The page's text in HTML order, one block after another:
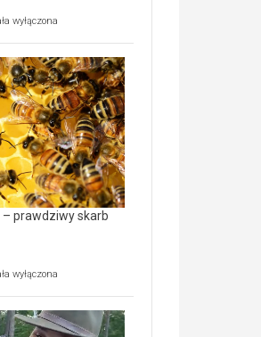
wyłączona
– prawdziwy skarb
wyłączona